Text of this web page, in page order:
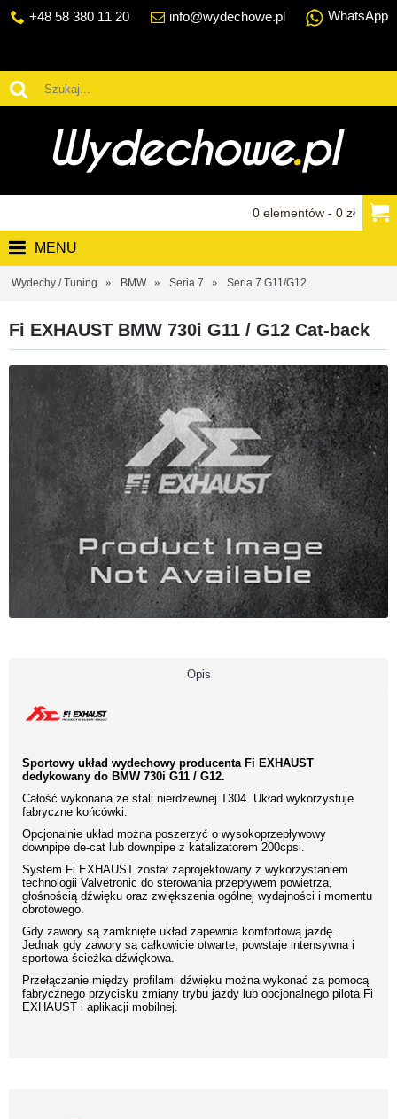
+48 58 380 11 20 info@wydechowe.pl WhatsApp
0 elementów - 0 zł
MENU
Wydechy / Tuning BMW Seria 7 Seria 7 G11/G12
Fi EXHAUST BMW 730i G11 / G12 Cat-back
Opis
Sportowy układ wydechowy producenta Fi EXHAUST
dedykowany do BMW 730i G11 / G12.
Całość wykonana ze stali nierdzewnej T304. Układ wykorzystuje
fabryczne końcówki.
Opcjonalnie układ można poszerzyć o wysokoprzepływowy
downpipe de-cat lub downpipe z katalizatorem 200cpsi.
System Fi EXHAUST został zaprojektowany z wykorzystaniem
technologii Valvetronic do sterowania przepływem powietrza,
głośnością dźwięku oraz zwiększenia ogólnej wydajności i momentu
obrotowego.
Gdy zawory są zamknięte układ zapewnia komfortową jazdę.
Jednak gdy zawory są całkowicie otwarte, powstaje intensywna i
sportowa ścieżka dźwiękowa.
Przełączanie między profilami dźwięku można wykonać za pomocą
fabrycznego przycisku zmiany trybu jazdy lub opcjonalnego pilota Fi
EXHAUST i aplikacji mobilnej.